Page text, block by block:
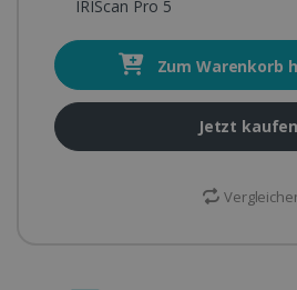
IRIScan Pro 5
Zum Warenkorb
Jetzt kaufen